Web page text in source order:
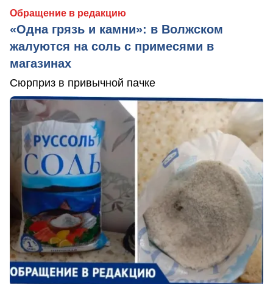
Обращение в редакцию
«Одна грязь и камни»: в Волжском
жалуются на соль с примесями в
магазинах
Сюрприз в привычной пачке